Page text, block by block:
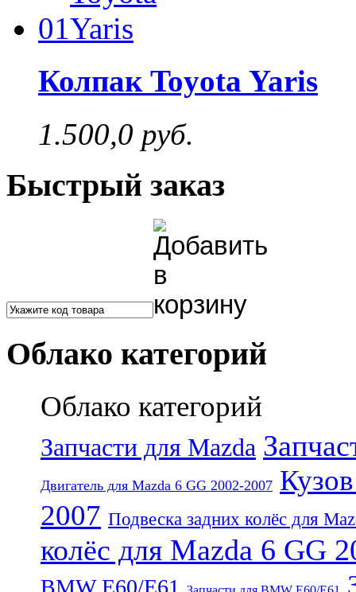
01
Колпак Toyota Yaris
1.500,0 руб.
Быстрый заказ
Облако категорий
Облако категорий
Запчасти для Mazda
Двигатель для Mazda 6 GG 2002-2007
2007 Подвеска задних колёс для
колёс для Mazda 6 GG